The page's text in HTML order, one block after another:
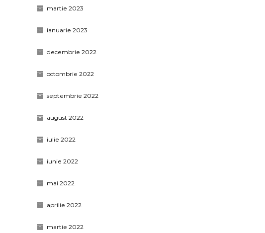
martie 2023
ianuarie 2023
decembrie 2022
octombrie 2022
septembrie 2022
august 2022
iulie 2022
iunie 2022
mai 2022
aprilie 2022
martie 2022